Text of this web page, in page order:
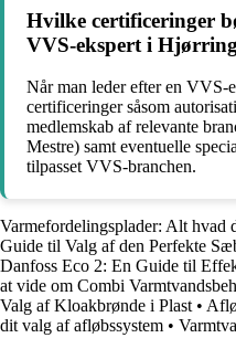
Hvilke certificeringer
VVS-ekspert i
Når man leder efter en VVS-
certificeringer såsom
medlemskab af relevante
Mestre) samt eventuelle
tilpasset VVS-branchen.
Varmefordelingsplader: Alt hvad
Guide til Valg af den Perfekte
Danfoss Eco 2: En Guide til
at vide om Combi
Valg af Kloakbrønde i Plast•
dit valg af afløbssystem •